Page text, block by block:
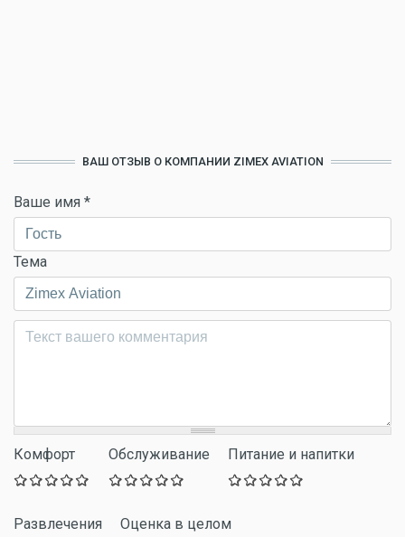
ВАШ ОТЗЫВ О КОМПАНИИ ZIMEX AVIATION
Ваше имя *
Тема
Комментарий*
Комфорт Обслуживание Питание и напитки
Развлечения Оценка в целом